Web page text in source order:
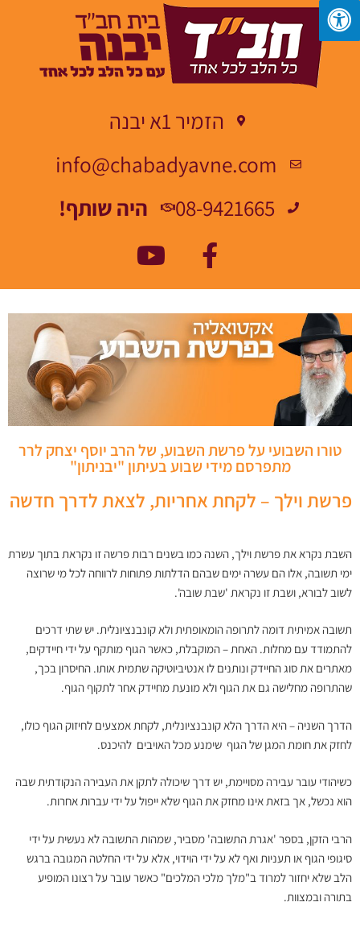
הזמיר 1א יבנה
info@chabadyavne.com
08-9421665
היה שותף!
טורו השבועי על פרשת השבוע, של הרב יוסף יצחק לרר
מתפרסם מידי שבוע בעיתון "יבניתון"
פרשת וילך – לקחת אחריות, לצאת לדרך חדשה
השבת נקרא את פרשת וילך, השנה כמו בשנים רבות פרשה זו נקראת בתוך עשרת
ימי תשובה, אלו הם עשרה ימים שבהם הדלתות פתוחות לרווחה לכל מי שרוצה
לשוב לבורא, ושבת זו נקראת 'שבת שובה'.
תשובה אמיתית דומה לתרופה הומאופתית ולא קונבנציונלית. יש שתי דרכים
להתמודד עם מחלות. האחת – המוקבלת, כאשר הגוף מותקף על ידי חיידקים,
מאתרים את סוג החיידק ונותנים לו אנטיביוטיקה שתמית אותו. החיסרון בכך,
שהתרופה מחלישה גם את הגוף ולא מונעת מחיידק אחר לתקוף הגוף.
הדרך השניה – היא הדרך הלא קונבנציונלית, לקחת אמצעים לחיזוק הגוף כולו,
לחזק את חומת המגן של הגוף שימנע מכל האויבים להיכנס.
כשיהודי עובר עבירה מסויימת, יש דרך שיכולה לתקן את העבירה הנקודתית שבה
הוא נכשל, אך בזאת אינו מחזק את הגוף שלא ייפול על ידי עברות אחרות.
הרבי הזקן, בספר 'אגרת התשובה' מסביר, שמהות התשובה לא נעשית על ידי
סיגופי הגוף או תעניות ואף לא על ידי הוידוי, אלא על ידי החלטה המגובה ברגש
הלב שלא יחזור למרוד ב"מלך מלכי המלכים" כאשר עובר על רצונו המופיע
בתורה ובמצוות.